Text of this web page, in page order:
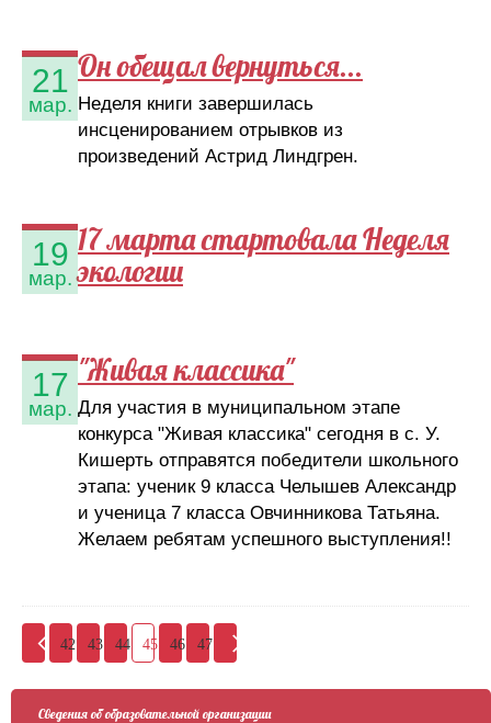
21
мар.
Он обещал вернуться...
Неделя книги завершилась
инсценированием отрывков из
произведений Астрид Линдгрен.
19
мар.
17 марта стартовала Неделя
экологии
17
мар.
"Живая классика"
Для участия в муниципальном этапе
конкурса "Живая классика" сегодня в с. У.
Кишерть отправятся победители школьного
этапа: ученик 9 класса Челышев Александр
и ученица 7 класса Овчинникова Татьяна.
Желаем ребятам успешного выступления!!
42 43 44 45 46 47
Сведения об образовательной организации